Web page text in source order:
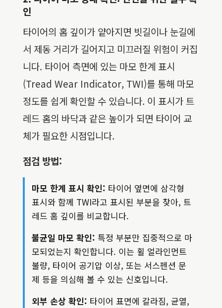
인
타이어의 홈 깊이가 얕아지면 빗길이나 눈길에
서 제동 거리가 길어지고 미끄러질 위험이 커집
니다. 타이어 측면에 있는 마모 한계 표시
(Tread Wear Indicator, TWI)를 통해 마모
정도를 쉽게 확인할 수 있습니다. 이 표시가 트
레드 홈의 바닥과 같은 높이가 되면 타이어 교
체가 필요한 시점입니다.
점검 방법:
마모 한계 표시 확인: 타이어 옆면에 삼각형
표시와 함께 TWI라고 표시된 부분을 찾아, 트
레드 홈 깊이를 비교합니다.
불균일 마모 확인: 특정 부분만 집중적으로 마
모되었는지 확인합니다. 이는 휠 얼라인먼트
불량, 타이어 공기압 이상, 또는 서스펜션 문
제 등을 의심해 볼 수 있는 신호입니다.
외부 손상 확인: 타이어 표면에 갈라짐, 균열,